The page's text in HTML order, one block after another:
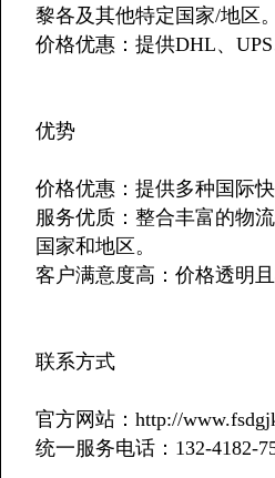
黎各及其他特定国家/地区。
价格优惠：提供DHL、
优势
价格优惠：提供多种国际
服务优质：整合丰富的物
国家和地区。
客户满意度高：价格透明
联系方式
官方网站：http://
统一服务电话：132-4182-